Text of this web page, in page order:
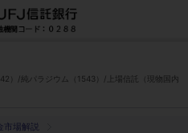
市場解説
）/純パラジウム（1543）/上場信託（現物国内
リーズとは
メリット
お問い合わせ